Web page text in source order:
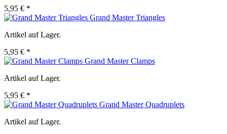
5,95 € *
Grand Master Triangles
Artikel auf Lager.
5,95 € *
Grand Master Clamps
Artikel auf Lager.
5,95 € *
Grand Master Quadruplets
Artikel auf Lager.